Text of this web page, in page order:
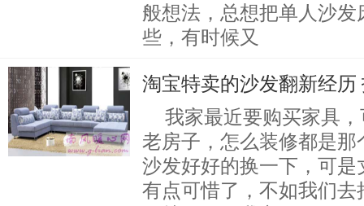
般想法，总想把单人沙
些，有时候又
淘宝特卖的沙发翻新经历
我家最近要购买家具
老房子，怎么装修都是
沙发好好的换一下，可
有点可惜了，不如我们